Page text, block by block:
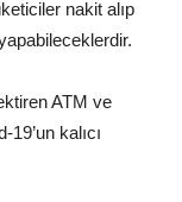
nakit alıp
ATM ve
kalıcı